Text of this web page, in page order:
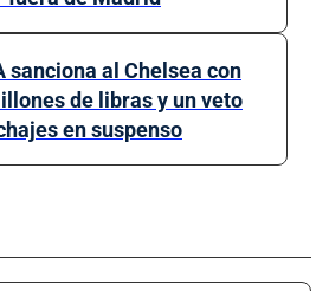
sanciona al Chelsea con
de libras y un veto
en suspenso